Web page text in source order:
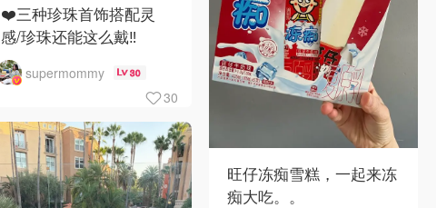
❤️三种珍珠首饰搭配灵
感/珍珠还能这么戴‼️
supermommy 30
30
旺仔冻痴雪糕，一起来冻
痴大吃。。